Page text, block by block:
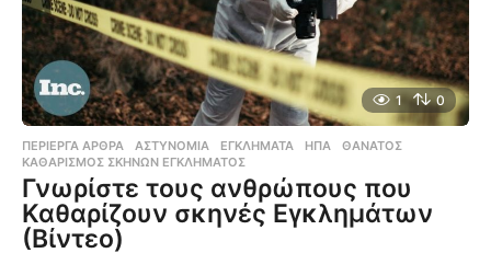
1 0
ΠΕΡΊΕΡΓΑ ΆΡΘΡΑ ΑΣΤΥΝΟΜΊΑ ,ΕΓΚΛΉΜΑΤΑ ,ΗΠΑ ,ΘΆΝΑΤΟΣ
ΚΑΘΑΡΙΣΜΌΣ ΣΚΗΝΏΝ ΕΓΚΛΉΜΑΤΟΣ
Γνωρίστε τους ανθρώπους που
Καθαρίζουν σκηνές Εγκλημάτων
(Βίντεο)